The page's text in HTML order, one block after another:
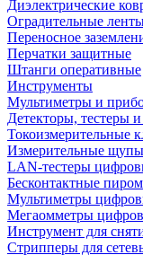
Диэлектрические
Оградительные
Переносное
Перчатки защитные
Штанги оперативные
Инструменты
Мультиметры и
Детекторы, тестеры
Токоизмерительные
Измерительные щупы
LAN-тестеры
Бесконтактные
Мультиметры
Мегаомметры
Инструмент для
Стрипперы для